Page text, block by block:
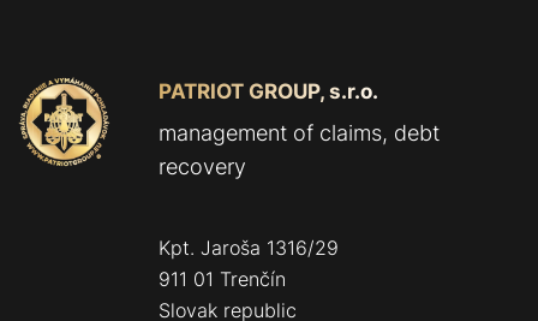
PATRIOT GROUP, s.r.o.
management of claims, debt
recovery
Kpt. Jaroša 1316/29
911 01 Trenčín
Slovak republic